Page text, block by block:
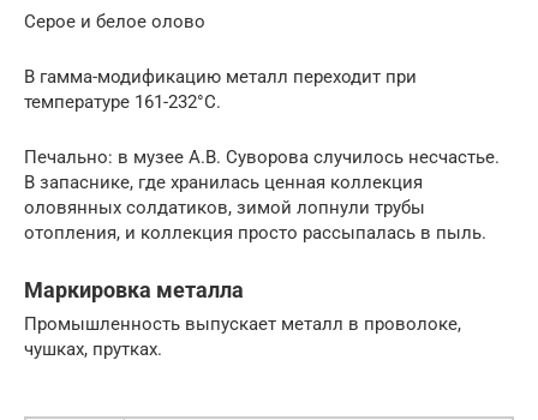
Серое и белое олово
В гамма-модификацию металл переходит при
температуре 161-232°С.
Печально: в музее А.В. Суворова случилось несчастье.
В запаснике, где хранилась ценная коллекция
оловянных солдатиков, зимой лопнули трубы
отопления, и коллекция просто рассыпалась в пыль.
Маркировка металла
Промышленность выпускает металл в проволоке,
чушках, прутках.